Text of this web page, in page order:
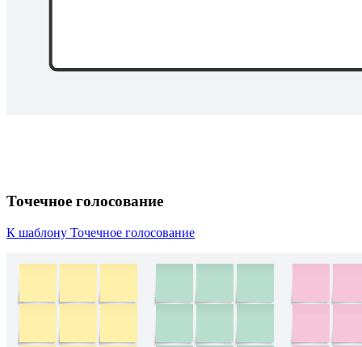
Точечное голосование
К шаблону Точечное голосование